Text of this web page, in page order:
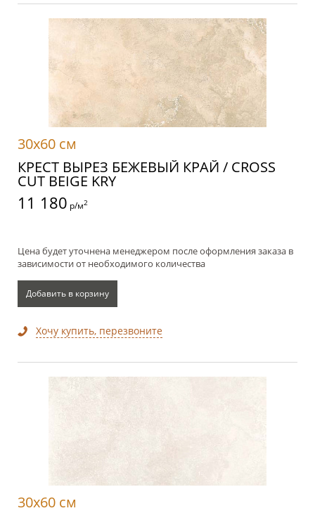
30x60 см
КРЕСТ ВЫРЕЗ БЕЖЕВЫЙ КРАЙ / CROSS
CUT BEIGE KRY
11 180 р/м2
Цена будет уточнена менеджером после оформления заказа в
зависимости от необходимого количества
Добавить в корзину
Хочу купить, перезвоните
30x60 см